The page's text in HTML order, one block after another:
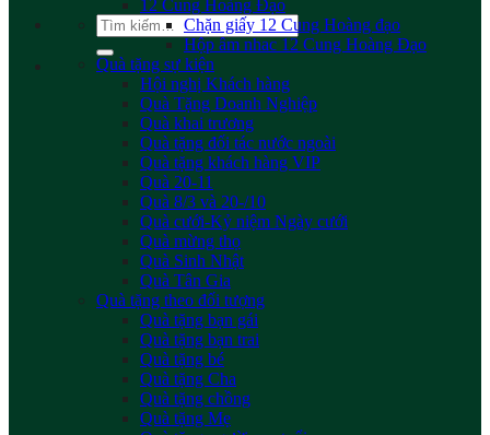
Tìm
kiếm:
12 Cung Hoàng Đạo
Chặn giấy 12 Cung Hoàng đạo
Hộp âm nhac 12 Cung Hoàng Đạo
Quà tặng sự kiện
Hội nghị Khách hàng
Quà Tặng Doanh Nghiệp
Quà khai trương
Quà tặng đối tác nước ngoài
Quà tặng khách hàng VIP
Quà 20-11
Quà 8/3 và 20-/10
Quà cưới-Kỷ niệm Ngày cưới
Quà mừng thọ
Quà Sinh Nhật
Quà Tân Gia
Quà tặng theo đối tượng
Quà tặng bạn gái
Quà tặng bạn trai
Quà tặng bé
Quà tặng Cha
Quà tặng chồng
Quà tặng Mẹ